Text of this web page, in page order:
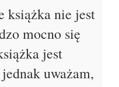
książka nie jest
mocno się
jest
uważam,